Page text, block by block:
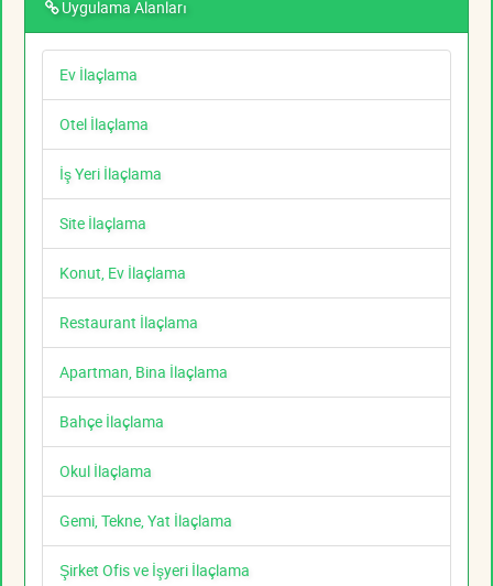
Uygulama Alanları
Ev İlaçlama
Otel İlaçlama
İş Yeri İlaçlama
Site İlaçlama
Konut, Ev İlaçlama
Restaurant İlaçlama
Apartman, Bina İlaçlama
Bahçe İlaçlama
Okul İlaçlama
Gemi, Tekne, Yat İlaçlama
Şirket Ofis ve İşyeri İlaçlama